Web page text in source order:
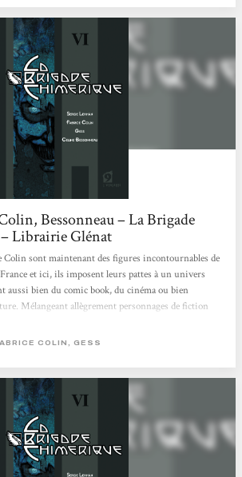
Bessonneau – La Brigade
Librairie Glénat
Colin sont maintenant des figures incontournables de
et ici, ils imposent leurs pattes à un univers
aussi bien du comic book, du cinéma ou bien
Mélangeant allègrement personnages de fiction
fresque mais dont l'histoire ne se laisse pas
À cheval des deux côtés...
COLIN, GESS